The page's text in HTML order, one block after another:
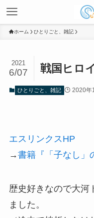
ホーム ひとりごと、雑記
戦国ヒロ
2021
6/07
ひとりごと、雑記 2020年
エスリンクスHP
→書籍『「子なし」
歴史好きなので大河
ました。